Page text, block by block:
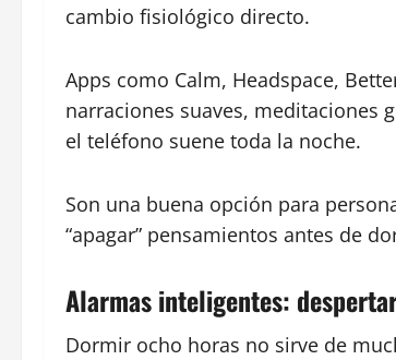
cambio fisiológico directo.
Apps como Calm, Headspace,
narraciones suaves, meditaciones
el teléfono suene toda la noche.
Son una buena opción para
“apagar” pensamientos antes de
Alarmas inteligentes:
Dormir ocho horas no sirve de